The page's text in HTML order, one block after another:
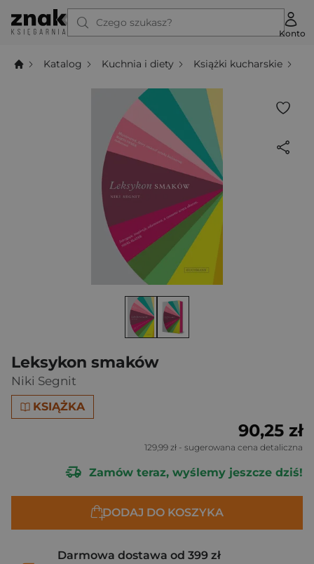
Czego szukasz?
Konto
Katalog Kuchnia i diety Książki kucharskie
Leksykon smaków
Niki Segnit
KSIĄŻKA
90,25 zł
129,99 zł - sugerowana cena detaliczna
Zamów teraz, wyślemy jeszcze dziś!
DODAJ DO KOSZYKA
Darmowa dostawa od 399 zł